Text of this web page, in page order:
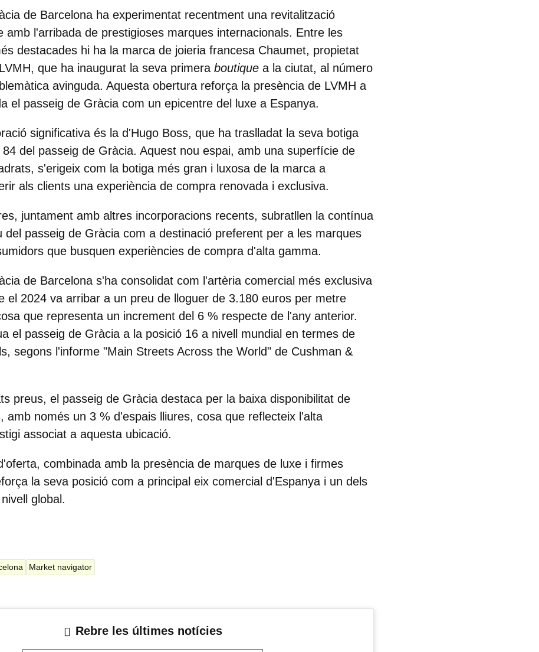
de Barcelona ha experimentat recentment una revitalització
amb l'arribada de prestigioses marques internacionals. Entre les
destacades hi ha la marca de joieria francesa Chaumet, propietat
que ha inaugurat la seva primera boutique a la ciutat, al número
avinguda. Aquesta obertura reforça la presència de LVMH a
el passeig de Gràcia com un epicentre del luxe a Espanya.
significativa és la d'Hugo Boss, que ha traslladat la seva botiga
del passeig de Gràcia. Aquest nou espai, amb una superfície de
s'erigeix com la botiga més gran i luxosa de la marca a
als clients una experiència de compra renovada i exclusiva.
juntament amb altres incorporacions recents, subratllen la contínua
del passeig de Gràcia com a destinació preferent per a les marques
que busquen experiències de compra d'alta gamma.
de Barcelona s'ha consolidat com l'artèria comercial més exclusiva
el 2024 va arribar a un preu de lloguer de 3.180 euros per metre
que representa un increment del 6 % respecte de l'any anterior.
el passeig de Gràcia a la posició 16 a nivell mundial en termes de
segons l'informe "Main Streets Across the World" de Cushman &
preus, el passeig de Gràcia destaca per la baixa disponibilitat de
amb només un 3 % d'espais lliures, cosa que reflecteix l'alta
associat a aquesta ubicació.
combinada amb la presència de marques de luxe i firmes
la seva posició com a principal eix comercial d'Espanya i un dels
global.
Market navigator
Rebre les últimes notícies